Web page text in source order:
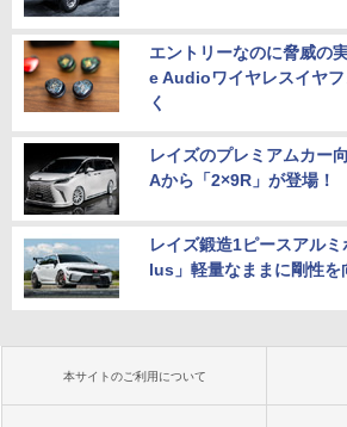
エントリーなのに脅威の
e Audioワイヤレスイヤ
く
レイズのプレミアムカー
Aから「2×9R」が登場！
レイズ鍛造1ピースアル
lus」軽量なままに剛性を
本サイトのご利用について